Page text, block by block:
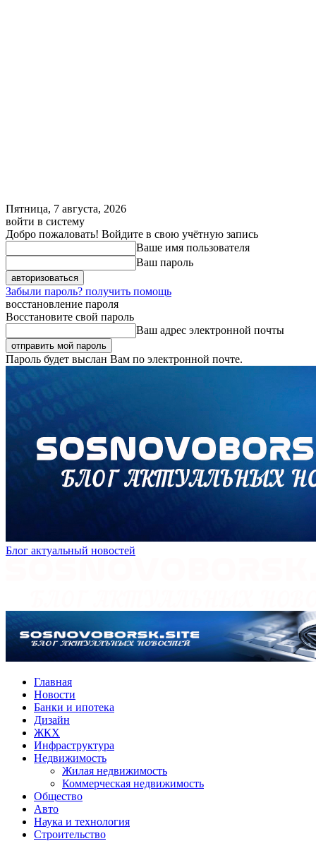
Пятница, 7 августа, 2026
войти в систему
Добро пожаловать! Войдите в свою учётную запись
Ваше имя пользователя
Ваш пароль
Забыли пароль? получить помощь
восстановление пароля
Восстановите свой пароль
Ваш адрес электронной почты
Пароль будет выслан Вам по электронной почте.
Блог актуальный новостей
Главная
Новости
Банки и ипотека
Дизайн
ЖКХ
Инфраструктура
Недвижимость
Жилая недвижимость
Коммерческая недвижимость
Общество
Авто
Наука и технология
Строительство